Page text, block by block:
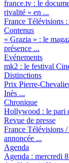
france.tv : le
rivalité » en ...
France Télévisions :
Contenus
« Grazia » : le
présence ...
Evénements
mk2 : le festival
Distinctions
Prix Pierre-
Inès ...
Chronique
Hollywood : le pari
Revue de presse
France Télévisions
annoncée ...
Agenda
Agenda : mercredi